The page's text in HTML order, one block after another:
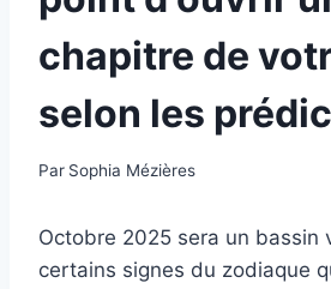
chapitre de
selon les
Par Sophia Mézières
Octobre 2025 sera un bassin
certains signes du zodiaque